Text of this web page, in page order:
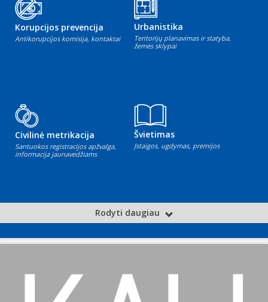
Korupcijos prevencija
Antikorupcijos komisija, kontaktai
Urbanistika
Teritorijų planavimas ir statyba,
žemės sklypai
Civilinė metrikacija
Santuokos registracijos apžvalga,
informacija jaunavedžiams
Švietimas
Įstaigos, ugdymas, premijos
Rodyti daugiau